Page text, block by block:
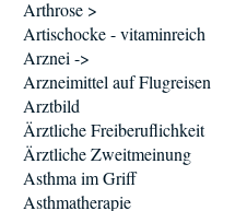
Arthrose >
Artischocke - vitaminreich
Arznei ->
Arzneimittel auf Flugreisen
Arztbild
Ärztliche Freiberuflichkeit
Ärztliche Zweitmeinung
Asthma im Griff
Asthmatherapie